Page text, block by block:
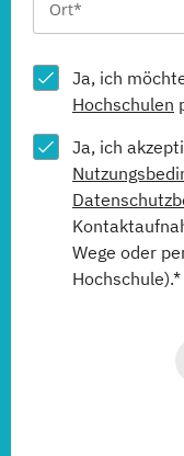
Ja, ich
Hochschulen
Ja, ich
Wege oder
Hochschule).*